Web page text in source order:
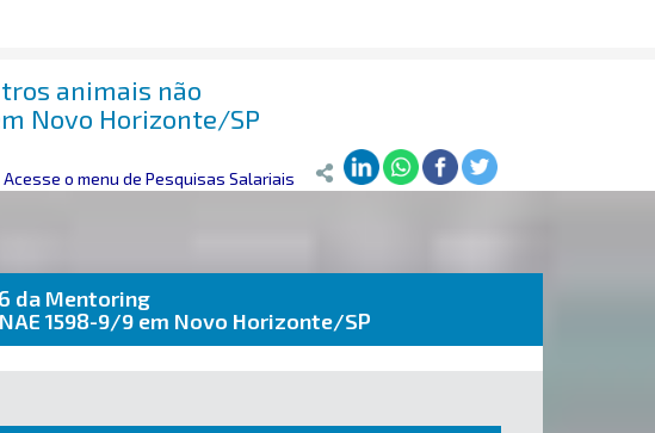
animais não
Novo Horizonte/SP
Acesse o menu de Pesquisas Salariais
da Mentoring
1598-9/9 em Novo Horizonte/SP